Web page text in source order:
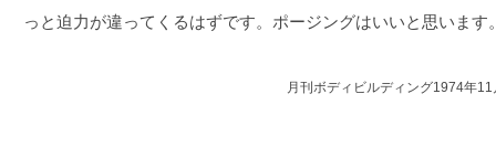
っと迫力が違ってくるはずです。ポージングはいいと思います
月刊ボディビルディング1974年11